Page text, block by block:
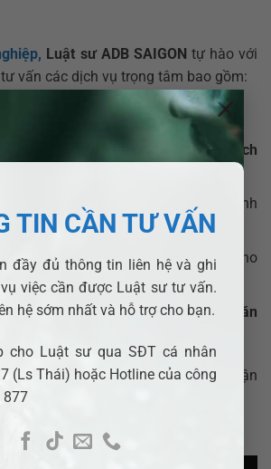
TIN CẦN TƯ VẤN
đầy đủ thông tin liên hệ và ghi
việc cần được Luật sư tư vấn.
hệ sớm nhất và hỗ trợ cho bạn.
cho Luật sư qua SĐT cá nhân
(Ls Thái) hoặc Hotline của công
877
×
Luật sư ADB SAIGON tự hào với
vấn các dịch vụ trọng tâm bao gồm:
chuyên sâu.
trong xây dựng và triển khaiKế hoạch
Doanh nghiệp
và xây dựng quy định
Biểu mẫu, Hợp đồngchuẩn hóa cho
luyện Doanh nghiệpvà xây dựng
Văn
ty Luật TNHH ADB SAIGONđể nhận
lý kịp thời và hiệu quả nhất!